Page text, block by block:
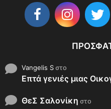
Vangelis Sστο
Επτά γενιές μιας
ΘεΣ Σαλονίκη στο